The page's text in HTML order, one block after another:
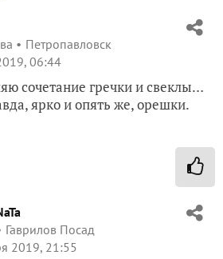
Петропавловск
06:44
сочетание гречки и свеклы…
ярко и опять же, орешки.
Гаврилов Посад
2019, 21:55